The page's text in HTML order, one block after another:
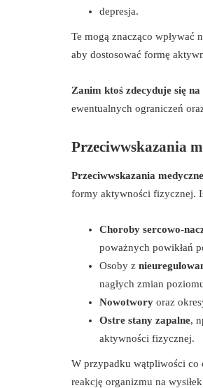
depresja.
Te mogą znacząco wpływać
aby dostosować formę
Zanim ktoś zdecyduje się
ewentualnych ograniczeń
Przeciwwskazania
Przeciwwskazania
formy aktywności fizycznej.
Choroby sercowo-
poważnych powikłań
Osoby z
nagłych zmian
Nowotwory oraz
Ostre stany zapalne,
aktywności fizycznej.
W przypadku wątpliwości co
reakcję organizmu na